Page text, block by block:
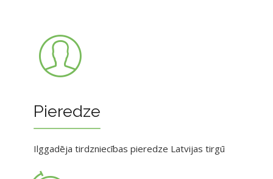
Pieredze
Ilggadēja tirdzniecības pieredze Latvijas tirgū